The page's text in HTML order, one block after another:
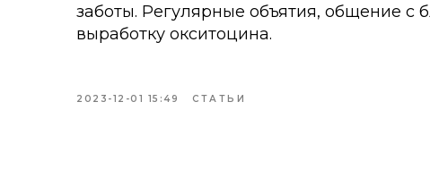
заботы. Регулярные объятия, общение
выработку окситоцина.
2023-12-01 15:49 СТАТЬИ